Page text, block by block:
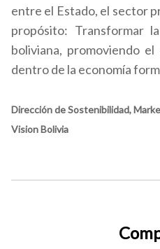
entre el Estado, el sector
propósito: Transformar
boliviana, promoviendo
dentro de la economía
Dirección de Sostenibilidad,
Vision Bolivia